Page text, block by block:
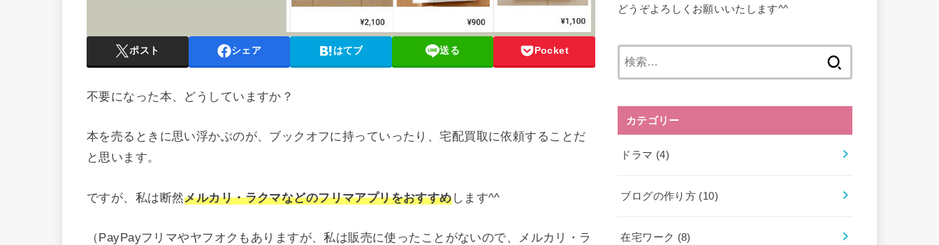
ポスト シェア はてブ 送る Pocket
不要になった本、どうしていますか？
本を売るときに思い浮かぶのが、ブックオフに持っていったり、宅配買取に依頼することだ
と思います。
ですが、私は断然メルカリ・ラクマなどのフリマアプリをおすすめします^^
（PayPayフリマやヤフオクもありますが、私は販売に使ったことがないので、メルカリ・ラ
どうぞよろしくお願いいたします^^
カテゴリー
ドラマ (4)
ブログの作り方 (10)
在宅ワーク (8)